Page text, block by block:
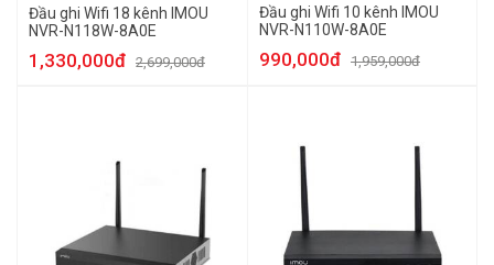
Đầu ghi Wifi 18 kênh IMOU
NVR-N118W-8A0E
1,330,000đ 2,699,000đ
Đầu ghi Wifi 10 kênh IMOU
NVR-N110W-8A0E
990,000đ 1,959,000đ